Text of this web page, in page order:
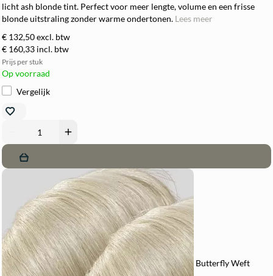
licht ash blonde tint. Perfect voor meer lengte, volume en een frisse
blonde uitstraling zonder warme ondertonen. Lees meer
€ 132,50excl. btw
€ 160,33 incl. btw
Prijs per stuk
Op voorraad
Vergelijk
add
Butterfly Weft